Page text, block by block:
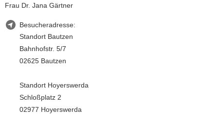
Frau Dr. Jana Gärtner
Besucheradresse:
Standort Bautzen
Bahnhofstr. 5/7
02625 Bautzen
Standort Hoyerswerda
Schloßplatz 2
02977 Hoyerswerda